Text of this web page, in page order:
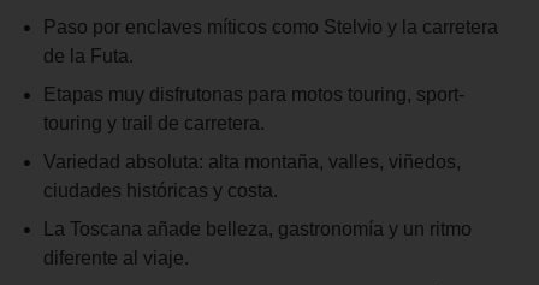
Paso por enclaves míticos como Stelvio y la carretera
de la Futa.
Etapas muy disfrutonas para motos touring, sport-
touring y trail de carretera.
Variedad absoluta: alta montaña, valles, viñedos,
ciudades históricas y costa.
La Toscana añade belleza, gastronomía y un ritmo
diferente al viaje.